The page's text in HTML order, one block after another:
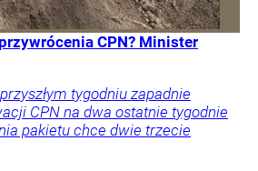
CPN? Minister
tygodniu zapadnie
CPN na dwa ostatnie tygodnie
pakietu chce dwie trzecie